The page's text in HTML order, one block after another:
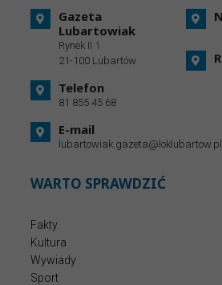
Gazeta
Lubartowiak
Rynek II 1
21-100 Lubartów
Telefon
81 855 45 68
E-mail
lubartowiak.gazeta@loklubartow.pl
WARTO SPRAWDZIĆ
Fakty
Kultura
Wywiady
Sport